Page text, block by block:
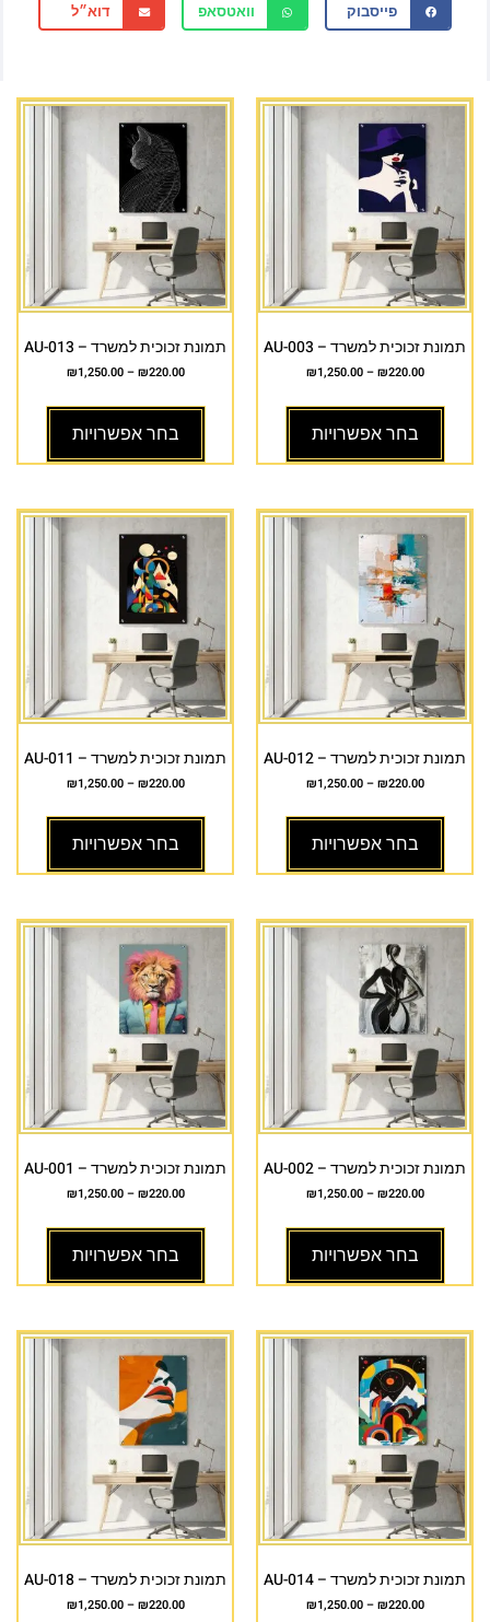
פייסבוק וואטסאפ דוא״ל
תמונת זכוכית למשרד – AU-003
₪220.00
–
₪1,250.00
בחר אפשרויות
תמונת זכוכית למשרד – AU-013
₪220.00
–
₪1,250.00
בחר אפשרויות
תמונת זכוכית למשרד – AU-012
₪220.00
–
₪1,250.00
בחר אפשרויות
תמונת זכוכית למשרד – AU-011
₪220.00
–
₪1,250.00
בחר אפשרויות
תמונת זכוכית למשרד – AU-002
₪220.00
–
₪1,250.00
בחר אפשרויות
תמונת זכוכית למשרד – AU-001
₪220.00
–
₪1,250.00
בחר אפשרויות
תמונת זכוכית למשרד – AU-014
₪220.00
–
₪1,250.00
תמונת זכוכית למשרד – AU-018
₪220.00
–
₪1,250.00